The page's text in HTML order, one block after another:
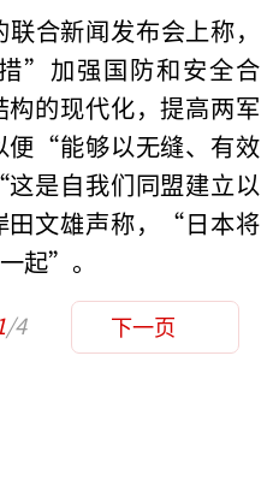
合新闻发布会上称，
”加强国防和安全合
的现代化，提高两军
便“能够以无缝、有效
是自我们同盟建立以
文雄声称，“日本将
起”。
/4 下一页